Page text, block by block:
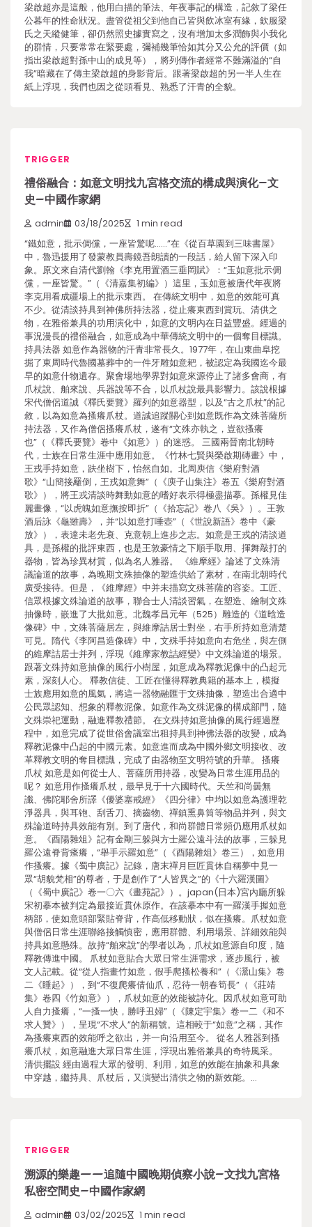
梁啟超亦是這般，他用白描的筆法、年夜事記的構造，記敘了梁任
公暮年的性命狀況。盡管從祖父到他自己皆與飲冰室有緣，欽服梁
氏之天縱健筆，卻仍然照史據實寫之，沒有增加太多潤飾與小我化
的群情，只要常常在緊要處，彌補幾筆恰如其分又公允的評價（如
指出梁啟超對孫中山的成見等），將列傳作者經常不難滿溢的“自
我”暗藏在了傳主梁啟超的身影背后。跟著梁啟超的另一半人生在
紙上浮現，我們也因之從頭看見、熟悉了汗青的全貌。
TRIGGER
禮俗融合：如意文明找九宮格交流的構成與演化–文
史–中國作家網
admin 03/18/2025 1 min read
“鐵如意，批示倜儻，一座皆驚呢……”在《從百草園到三味書屋》
中，魯迅援用了發蒙教員壽鏡吾朗讀的一段話，給人留下深入印
象。原文來自清代劉翰《李克用置酒三垂岡賦》：“玉如意批示倜
儻，一座皆驚。”（《清嘉集初編》）這里，玉如意被唐代年夜將
李克用看成疆場上的批示東西。 在傳統文明中，如意的效能可真
不少。從清談持具到神佛所持法器，從止癢東西到賞玩、清供之
物，在雅俗兼具的功用演化中，如意的文明內在日益豐盛。經過的
事況漫長的禮俗融合，如意成為中華傳統文明中的一個奪目標識。
持具法器 如意作為器物的汗青非常長久。1977年，在山東曲阜挖
掘了東周時代魯國墓葬中的一件牙雕如意耙，被認定為我國迄今最
早的如意什物遺存。聚會場地學界對如意來源停止了諸多會商，有
爪杖說、舶來說、兵器說等不合，以爪杖說最具影響力。該說根據
宋代僧侶道誠《釋氏要覽》羅列的如意器型，以及“古之爪杖”的記
敘，以為如意為搔癢爪杖。道誠追蹤關心到如意既作為文殊菩薩所
持法器，又作為僧侶搔癢爪杖，遂有“文殊亦執之，豈欲搔癢
也”（《釋氏要覽》卷中《如意》）的迷惑。 三國兩晉南北朝時
代，士族在日常生涯中應用如意。《竹林七賢與榮啟期磚畫》中，
王戎手持如意，趺坐樹下，怡然自如。北周庾信《樂府對酒
歌》“山簡接䍦倒，王戎如意舞”（《庾子山集注》卷五《樂府對酒
歌》），將王戎清談時舞動如意的嗜好表示得極盡描摹。孫權見佳
麗畫像，“以虎魄如意撫按即折”（《拾忘記》卷八《吳》）。王敦
酒后詠《龜雖壽》，并“以如意打唾壺”（《世說新語》卷中《豪
放》），表達未老先衰、克意朝上進步之志。如意是王戎的清談道
具，是孫權的批評東西，也是王敦豪情之下順手取用、揮舞敲打的
器物，皆為珍異材質，似為名人雅器。 《維摩經》論述了文殊清
議論道的故事，為晚期文殊抽像的塑造供給了素材，在南北朝時代
廣受接待。但是，《維摩經》中并未描寫文殊菩薩的容姿。工匠、
信眾根據文殊論道的故事，聯合士人清談習氣，在塑造、繪制文殊
抽像時，嵌進了大批如意。北魏孝昌元年（525）雕造的《道晗造
像碑》中，文殊菩薩居左，與維摩詰居士對坐，右手所持如意清楚
可見。隋代《李阿昌造像碑》中，文殊手持如意向右危坐，與左側
的維摩詰居士并列，浮現《維摩家教詰經變》中文殊論道的場景。
跟著文殊持如意抽像的風行小樹屋，如意成為釋教泥像中的凸起元
素，深刻人心。 釋教信徒、工匠在懂得釋教典籍的基本上，模擬
士族應用如意的風氣，將這一器物融匯于文殊抽像，塑造出合適中
公民眾認知、想象的釋教泥像。如意作為文殊泥像的構成部門，隨
文殊崇祀運動，融進釋教禮節。 在文殊持如意抽像的風行經過歷
程中，如意完成了從世俗會議室出租持具到神佛法器的改變，成為
釋教泥像中凸起的中國元素。如意進而成為中國外鄉文明接收、改
革釋教文明的奪目標識，完成了由器物至文明符號的升華。 搔癢
爪杖 如意是如何從士人、菩薩所用持器，改變為日常生涯用品的
呢？ 如意用作搔癢爪杖，最早見于十六國時代。天竺和尚曇無
讖、佛陀耶舍所譯《優婆塞戒經》《四分律》中均以如意為護理乾
淨器具，與耳铇、刮舌刀、摘齒物、禪鎮熏鼻筒等物品并列，與文
殊論道時持具效能有別。到了唐代，和尚群體日常頻仍應用爪杖如
意。《酉陽雜俎》記有金剛三躲與方士羅公遠斗法的故事，三躲見
羅公遠脊背瘙癢，“舉手示羅如意”（《酉陽雜俎》卷三），如意用
作搔癢。據《蜀中廣記》記錄，唐末禪月巨匠貫休自稱夢中見一
眾“胡貌梵相”的尊者，于是創作了“人皆異之”的《十六羅漢圖》
（《蜀中廣記》卷一〇六《畫苑記》）。japan(日本)宮內廳所躲
宋初摹本被判定為最接近貫休原作。在該摹本中有一羅漢手握如意
柄部，使如意頭部緊貼脊背，作高低移動狀，似在搔癢。爪杖如意
與僧侶日常生涯聯絡接觸慎密，應用群體、利用場景、詳細效能與
持具如意懸殊。故持“舶來說”的學者以為，爪杖如意源自印度，隨
釋教傳進中國。 爪杖如意貼合大眾日常生涯需求，逐步風行，被
文人記載。從“從人指畫竹如意，假手爬搔松養和”（《灊山集》卷
二《睡起》），到“不復爬癢倩仙爪，忍待一朝春筍長”（《莊靖
集》卷四《竹如意》），爪杖如意的效能被詩化。因爪杖如意可助
人自力搔癢，“一搔一快，勝呼丑婦”（《陳定宇集》卷一二《和不
求人贊》），呈現“不求人”的新稱號。這相較于“如意”之稱，其作
為搔癢東西的效能呼之欲出，并一向沿用至今。 從名人雅器到搔
癢爪杖，如意融進大眾日常生涯，浮現出雅俗兼具的奇特風采。
清供擺設 經由過程大眾的發明、利用，如意的效能在抽象和具象
中穿越，繼持具、爪杖后，又演變出清供之物的新效能。…
TRIGGER
溯源的樂趣——追隨中國晚期偵察小說–文找九宮格
私密空間史–中國作家網
admin 03/02/2025 1 min read